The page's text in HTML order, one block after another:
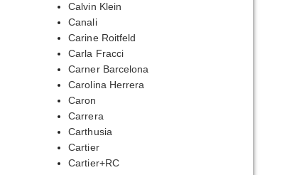
Calvin Klein
Canali
Carine Roitfeld
Carla Fracci
Carner Barcelona
Carolina Herrera
Caron
Carrera
Carthusia
Cartier
Cartier+RC